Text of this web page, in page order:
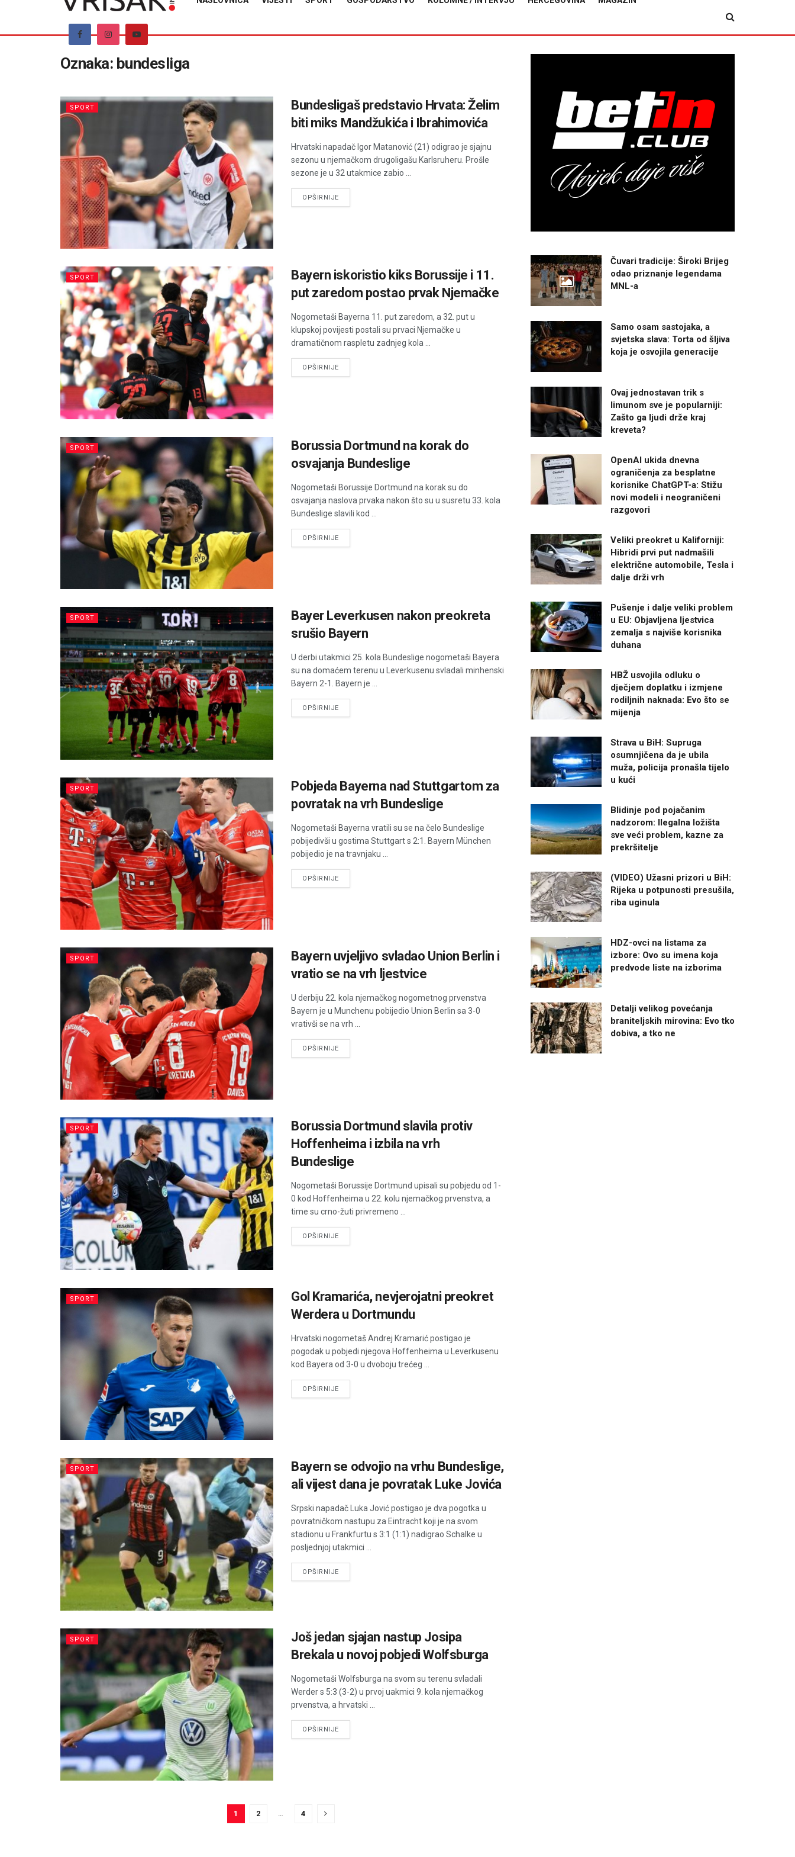
Oznaka: bundesliga
SPORT
Bundesligaš predstavio Hrvata: Želim
biti miks Mandžukića i Ibrahimovića
Hrvatski napadač Igor Matanović (21) odigrao je sjajnu
sezonu u njemačkom drugoligašu Karlsruheru. Prošle
sezone je u 32 utakmice zabio ...
OPŠIRNIJEDETAILS
SPORT
Bayern iskoristio kiks Borussije i 11.
put zaredom postao prvak Njemačke
Nogometaši Bayerna 11. put zaredom, a 32. put u
klupskoj povijesti postali su prvaci Njemačke u
dramatičnom raspletu zadnjeg kola ...
OPŠIRNIJEDETAILS
SPORT
Borussia Dortmund na korak do
osvajanja Bundeslige
Nogometaši Borussije Dortmund na korak su do
osvajanja naslova prvaka nakon što su u susretu 33. kola
Bundeslige slavili kod ...
OPŠIRNIJEDETAILS
SPORT
Bayer Leverkusen nakon preokreta
srušio Bayern
U derbi utakmici 25. kola Bundeslige nogometaši Bayera
su na domaćem terenu u Leverkusenu svladali minhenski
Bayern 2-1. Bayern je ...
OPŠIRNIJEDETAILS
SPORT
Pobjeda Bayerna nad Stuttgartom za
povratak na vrh Bundeslige
Nogometaši Bayerna vratili su se na čelo Bundeslige
pobijedivši u gostima Stuttgart s 2:1. Bayern München
pobijedio je na travnjaku ...
OPŠIRNIJEDETAILS
SPORT
Bayern uvjeljivo svladao Union Berlin i
vratio se na vrh ljestvice
U derbiju 22. kola njemačkog nogometnog prvenstva
Bayern je u Munchenu pobijedio Union Berlin sa 3-0
vrativši se na vrh ...
OPŠIRNIJEDETAILS
SPORT
Borussia Dortmund slavila protiv
Hoffenheima i izbila na vrh
Bundeslige
Nogometaši Borussije Dortmund upisali su pobjedu od 1-
0 kod Hoffenheima u 22. kolu njemačkog prvenstva, a
time su crno-žuti privremeno ...
OPŠIRNIJEDETAILS
SPORT
Gol Kramarića, nevjerojatni preokret
Werdera u Dortmundu
Hrvatski nogometaš Andrej Kramarić postigao je
pogodak u pobjedi njegova Hoffenheima u Leverkusenu
kod Bayera od 3-0 u dvoboju trećeg ...
OPŠIRNIJEDETAILS
SPORT
Bayern se odvojio na vrhu Bundeslige,
ali vijest dana je povratak Luke Jovića
Srpski napadač Luka Jović postigao je dva pogotka u
povratničkom nastupu za Eintracht koji je na svom
stadionu u Frankfurtu s 3:1 (1:1) nadigrao Schalke u
posljednjoj utakmici ...
OPŠIRNIJEDETAILS
SPORT
Još jedan sjajan nastup Josipa
Brekala u novoj pobjedi Wolfsburga
Nogometaši Wolfsburga na svom su terenu svladali
Werder s 5:3 (3-2) u prvoj uakmici 9. kola njemačkog
prvenstva, a hrvatski ...
OPŠIRNIJEDETAILS
1 2 4
Čuvari tradicije: Široki Brijeg
odao priznanje legendama
MNL-a
Samo osam sastojaka, a
svjetska slava: Torta od šljiva
koja je osvojila generacije
Ovaj jednostavan trik s
limunom sve je popularniji:
Zašto ga ljudi drže kraj
kreveta?
OpenAI ukida dnevna
ograničenja za besplatne
korisnike ChatGPT-a: Stižu
novi modeli i neograničeni
razgovori
Veliki preokret u Kaliforniji:
Hibridi prvi put nadmašili
električne automobile, Tesla i
dalje drži vrh
Pušenje i dalje veliki problem
u EU: Objavljena ljestvica
zemalja s najviše korisnika
duhana
HBŽ usvojila odluku o
dječjem doplatku i izmjene
rodiljnih naknada: Evo što se
mijenja
Strava u BiH: Supruga
osumnjičena da je ubila
muža, policija pronašla tijelo
u kući
Blidinje pod pojačanim
nadzorom: Ilegalna ložišta
sve veći problem, kazne za
prekršitelje
(VIDEO) Užasni prizori u BiH:
Rijeka u potpunosti presušila,
riba uginula
HDZ-ovci na listama za
izbore: Ovo su imena koja
predvode liste na izborima
Detalji velikog povećanja
braniteljskih mirovina: Evo tko
dobiva, a tko ne